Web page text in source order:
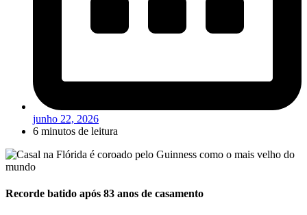
junho 22, 2026
6 minutos de leitura
Recorde batido após 83 anos de casamento